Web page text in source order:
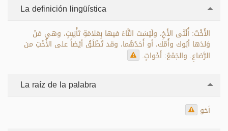
La definición lingüística
الأُخْتُ: أُنْثَى الأَخِ، ولَيْسَت التَّاءُ فيها بِعَلامَةِ تَأْنِيثٍ، وهي مَنْ
وَلدَها أبُوك وأُمّك، أو أَحَدُهُما، وقد تُطْلَقُ أيْضاً على الأُخْتِ من
الرَّضاعِ. والجَمْعُ: أَخَواتٍ.
La raíz de la palabra
أخو